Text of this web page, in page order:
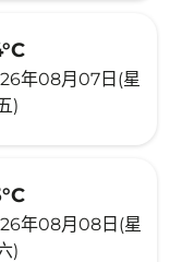
年08月07日(星
)
年08月08日(星
)